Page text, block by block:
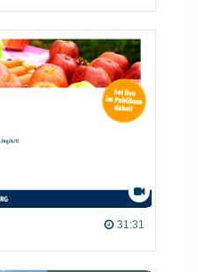
31:31